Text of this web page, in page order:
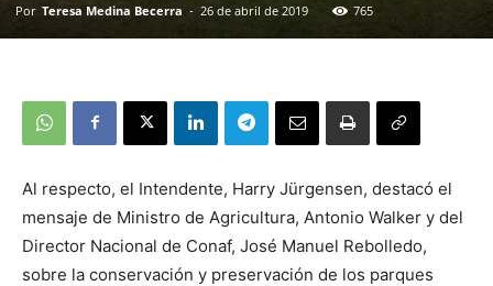
Por Teresa Medina Becerra - 26 de abril de 2019 765
Al respecto, el Intendente, Harry Jürgensen, destacó el
mensaje de Ministro de Agricultura, Antonio Walker y del
Director Nacional de Conaf, José Manuel Rebolledo,
sobre la conservación y preservación de los parques